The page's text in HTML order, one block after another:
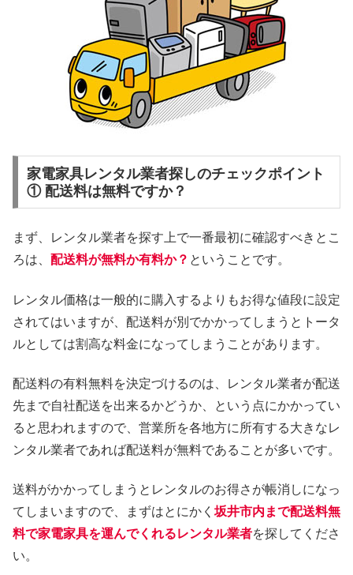
家電家具レンタル業者探しのチェックポイント
① 配送料は無料ですか？
まず、レンタル業者を探す上で一番最初に確認すべきとこ
ろは、 配送料が無料か有料か？ ということです。
レンタル価格は一般的に購入するよりもお得な値段に設定
されてはいますが、配送料が別でかかってしまうとトータ
ルとしては割高な料金になってしまうことがあります。
配送料の有料無料を決定づけるのは、レンタル業者が配送
先まで自社配送を出来るかどうか、という点にかかってい
ると思われますので、営業所を各地方に所有する大きなレ
ンタル業者であれば配送料が無料であることが多いです。
送料がかかってしまうとレンタルのお得さが帳消しになっ
てしまいますので、まずはとにかく 坂井市内まで配送料無
料で家電家具を運んでくれるレンタル業者を探してくださ
い。